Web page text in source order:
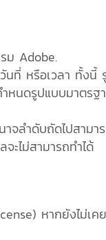
ม Adobe.
นที่ หรือเวลา ทั้งนี้
หนดรูปแบบมาตรฐ
าจลำดับถัดไปสามา
ะไม่สามารถทำได้
หากยังไม่เค